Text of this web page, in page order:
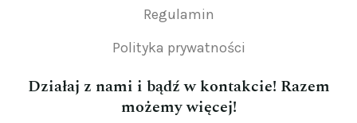
Regulamin
Polityka prywatności
Działaj z nami i bądź w kontakcie! Razem
możemy więcej!